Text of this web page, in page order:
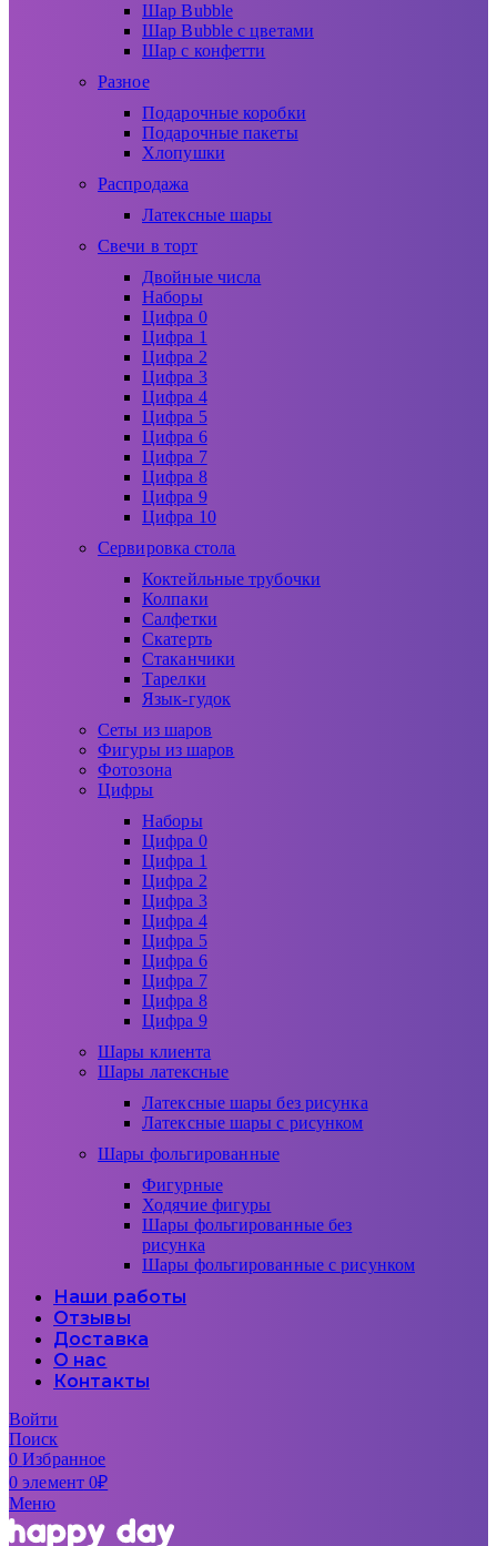
Шар Bubble
Шар Bubble с цветами
Шар с конфетти
Разное
Подарочные коробки
Подарочные пакеты
Хлопушки
Распродажа
Латексные шары
Свечи в торт
Двойные числа
Наборы
Цифра 0
Цифра 1
Цифра 2
Цифра 3
Цифра 4
Цифра 5
Цифра 6
Цифра 7
Цифра 8
Цифра 9
Цифра 10
Сервировка стола
Коктейльные трубочки
Колпаки
Салфетки
Скатерть
Стаканчики
Тарелки
Язык-гудок
Сеты из шаров
Фигуры из шаров
Фотозона
Цифры
Наборы
Цифра 0
Цифра 1
Цифра 2
Цифра 3
Цифра 4
Цифра 5
Цифра 6
Цифра 7
Цифра 8
Цифра 9
Шары клиента
Шары латексные
Латексные шары без рисунка
Латексные шары с рисунком
Шары фольгированные
Фигурные
Ходячие фигуры
Шары фольгированные без
рисунка
Шары фольгированные с рисунком
Наши работы
Отзывы
Доставка
О нас
Контакты
Войти
Поиск
0Избранное
0элемент 0₽
Меню